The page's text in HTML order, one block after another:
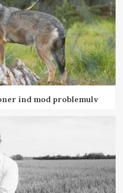
ind mod problemulv